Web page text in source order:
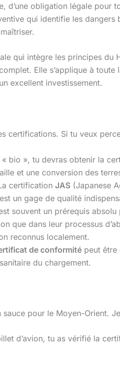
d’une obligation légale
qui identifie les
qui intègre les principes du
Elle s’applique à
excellent investissement.
certifications. Si tu veux
bio », tu devras obtenir la
et une conversion des
certification JAS (Japanese
un gage de qualité
souvent un prérequis
que dans leur processus
reconnus localement.
de conformité peut être
du chargement.
pour le Moyen-Orient.
d’avion, tu as vérifié la